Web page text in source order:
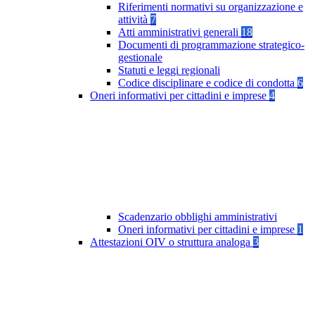
Riferimenti normativi su organizzazione e
attività 7
Atti amministrativi generali 18
Documenti di programmazione strategico-
gestionale
Statuti e leggi regionali
Codice disciplinare e codice di condotta 6
Oneri informativi per cittadini e imprese 4
Scadenzario obblighi amministrativi
Oneri informativi per cittadini e imprese 1
Attestazioni OIV o struttura analoga 3